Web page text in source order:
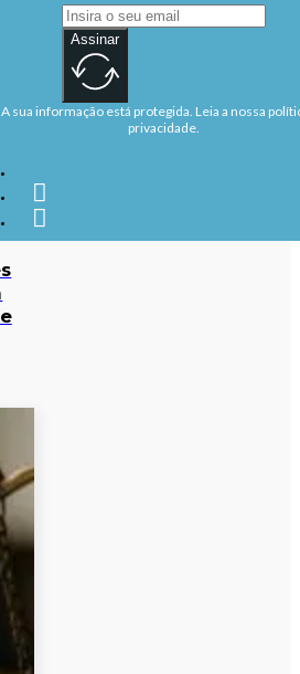
Assinar
A sua informação está protegida. Leia a nossa
privacidade.